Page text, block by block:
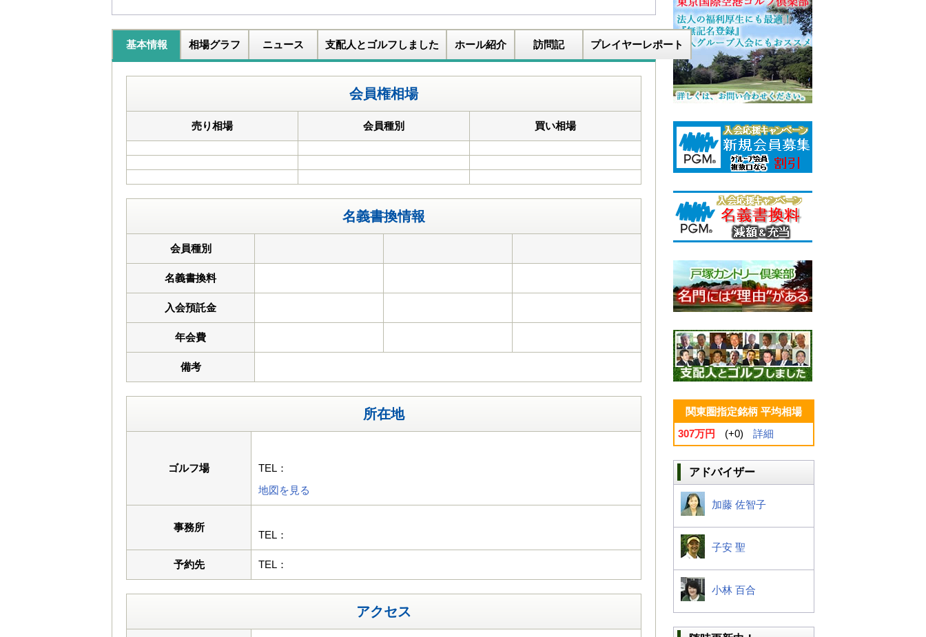
基本情報 相場グラフ ニュース 支配人とゴルフしました ホール紹介 訪問記 プレイヤーレポート
会員権相場
売り相場 会員種別 買い相場
名義書換情報
会員種別
名義書換料
入会預託金
年会費
備考
所在地
ゴルフ場
TEL：
地図を見る
事務所
TEL：
予約先 TEL：
アクセス
関東圏指定銘柄 平均相場
307万円
(+0) 詳細
アドバイザー
加藤 佐智子
子安 聖
小林 百合